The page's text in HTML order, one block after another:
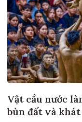
Vật cầu nước
bùn đất và